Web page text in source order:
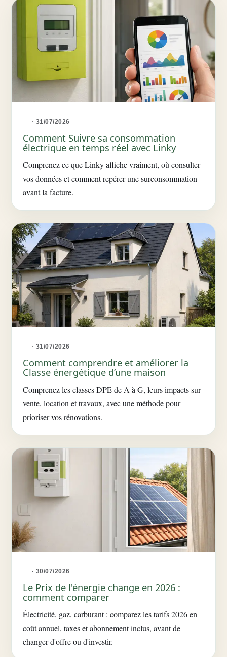
· 31/07/2026
Comment Suivre sa consommation
électrique en temps réel avec Linky
Comprenez ce que Linky affiche vraiment, où consulter
vos données et comment repérer une surconsommation
avant la facture.
· 31/07/2026
Comment comprendre et améliorer la
Classe énergétique d’une maison
Comprenez les classes DPE de A à G, leurs impacts sur
vente, location et travaux, avec une méthode pour
prioriser vos rénovations.
· 30/07/2026
Le Prix de l'énergie change en 2026 :
comment comparer
Électricité, gaz, carburant : comparez les tarifs 2026 en
coût annuel, taxes et abonnement inclus, avant de
changer d'offre ou d'investir.